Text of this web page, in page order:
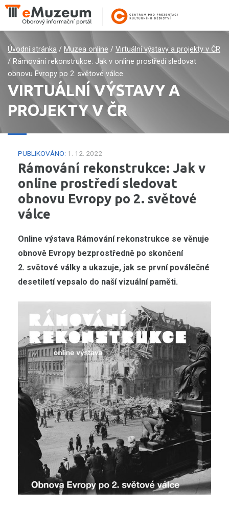
Úvodní stránka / Muzea online / Virtuální výstavy a projekty v ČR
/ Rámování rekonstrukce: Jak v online prostředí sledovat
obnovu Evropy po 2. světové válce
VIRTUÁLNÍ VÝSTAVY A
PROJEKTY V ČR
PUBLIKOVÁNO: 1. 12. 2022
Rámování rekonstrukce: Jak v
online prostředí sledovat
obnovu Evropy po 2. světové
válce
Online výstava Rámování rekonstrukce se věnuje
obnově Evropy bezprostředně po skončení
2. světové války a ukazuje, jak se první poválečné
desetiletí vepsalo do naší vizuální paměti.